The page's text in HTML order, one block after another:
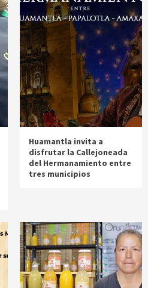
Huamantla invita a
disfrutar la Callejoneada
del Hermanamiento entre
tres municipios